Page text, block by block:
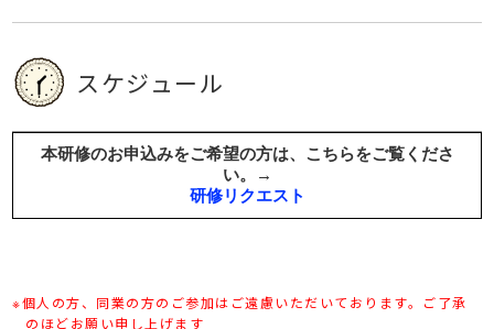
スケジュール
※個人の方、同業の方のご参加はご遠慮いただいております。ご了承
のほどお願い申し上げます